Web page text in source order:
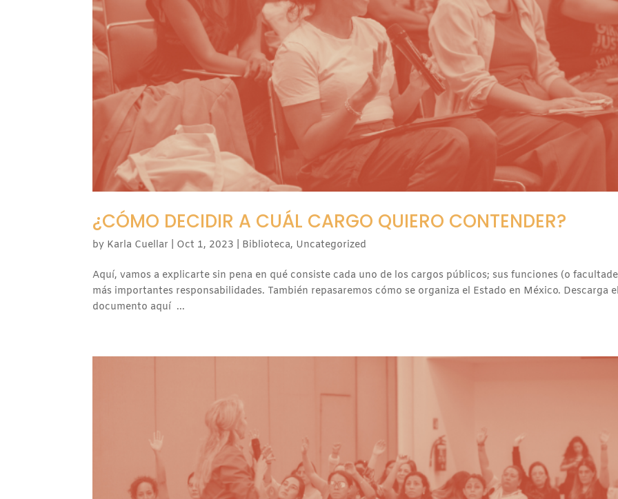
¿CÓMO DECIDIR A CUÁL CARGO QUIERO CONTENDER?
by Karla Cuellar Oct 1, 2023 Biblioteca, Uncategorized
Aquí, vamos a explicarte sin pena en qué consiste cada uno de los cargos públicos; sus funciones (o
más importantes responsabilidades. También repasaremos cómo se organiza el Estado en México. Descarga
documento aquí ...